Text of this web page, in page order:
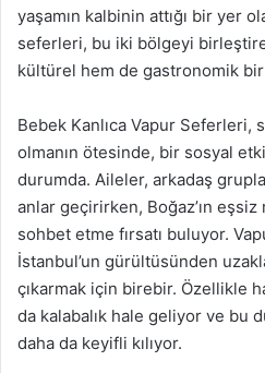
yaşamın kalbinin attığı bir yer
seferleri, bu iki bölgeyi
kültürel hem de gastronomik
Bebek Kanlıca Vapur Seferleri,
olmanın ötesinde, bir sosyal
durumda. Aileler, arkadaş
anlar geçirirken, Boğaz’ın eşsiz
sohbet etme fırsatı buluyor.
İstanbul’un gürültüsünden
çıkarmak için birebir. Özellikle
da kalabalık hale geliyor ve bu
daha da keyifli kılıyor.